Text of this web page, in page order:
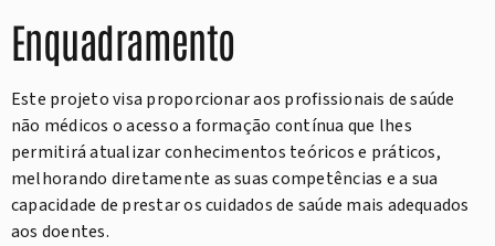
Enquadramento
Este projeto visa proporcionar aos profissionais de saúde
não médicos o acesso a formação contínua que lhes
permitirá atualizar conhecimentos teóricos e práticos,
melhorando diretamente as suas competências e a sua
capacidade de prestar os cuidados de saúde mais adequados
aos doentes.